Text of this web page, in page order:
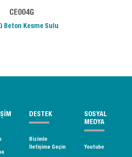
CE004G
Beton Kesme Sulu
DESTEK
Bizimle
İletişime Geçin
SOSYAL
MEDYA
Youtube